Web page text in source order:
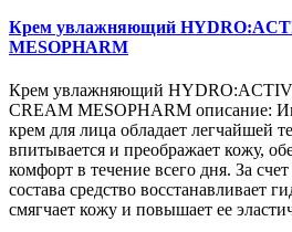
Крем увлажняющий
MESOPHARM
Крем увлажняющий
CREAM MESOPHARM описание:
крем для лица обладает легчайшей
впитывается и преображает кожу,
комфорт в течение всего дня. За
состава средство восстанавливает
смягчает кожу и повышает ее